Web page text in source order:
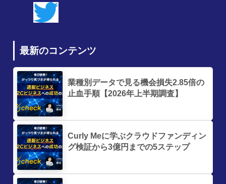
最新のコンテンツ
業種別データで見る機会損失2.85倍の
止血手順【2026年上半期調査】
Curly Meに学ぶクラウドファンディン
グ検証から3億円までの5ステップ